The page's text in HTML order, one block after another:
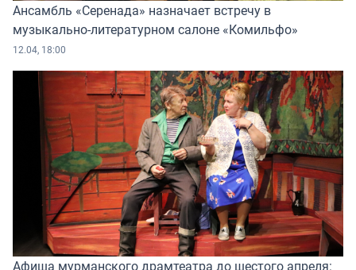
Ансамбль «Серенада» назначает встречу в
музыкально-литературном салоне «Комильфо»
12.04, 18:00
Афиша мурманского драмтеатра до шестого апреля: